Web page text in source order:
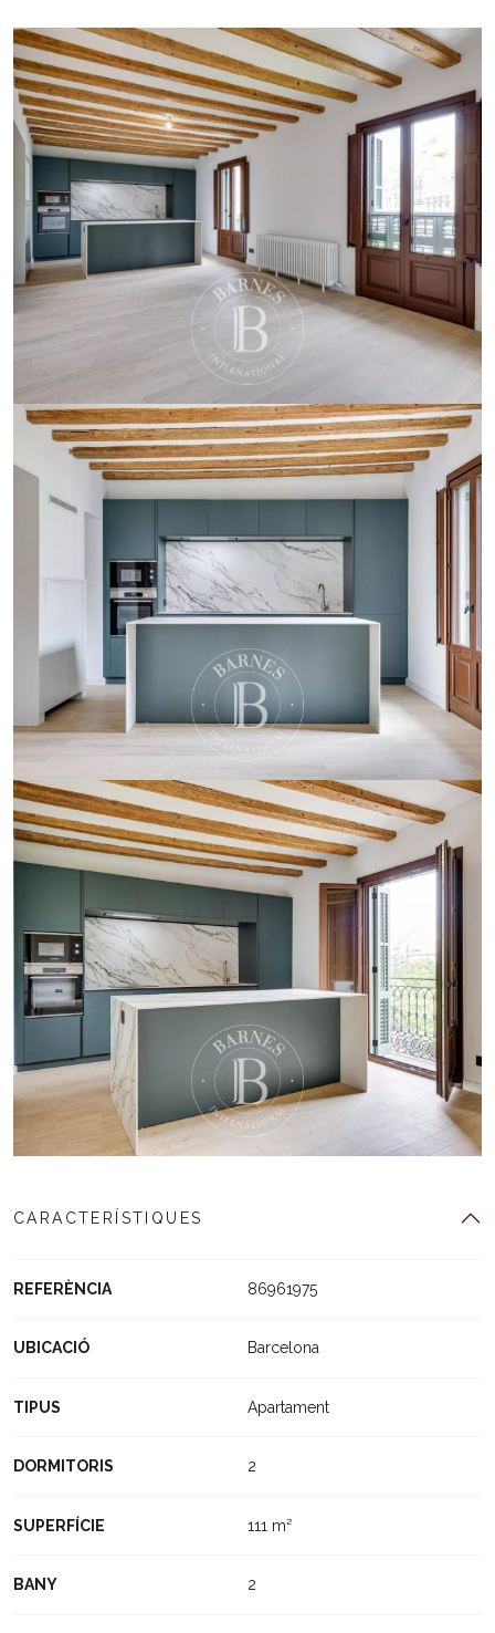
CARACTERÍSTIQUES
REFERÈNCIA 86961975
UBICACIÓ Barcelona
TIPUS Apartament
DORMITORIS 2
SUPERFÍCIE 111 m²
BANY 2